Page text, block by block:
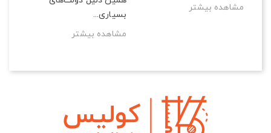
بسیاری...
مشاهده بیشتر
مشاهده بیشتر